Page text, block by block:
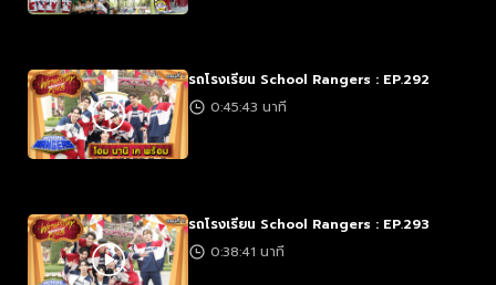
รถโรงเรียน School Rangers : EP.292
0:45:43 นาที
รถโรงเรียน School Rangers : EP.293
0:38:41 นาที